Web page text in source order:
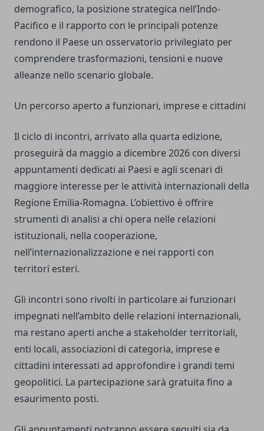
demografico, la posizione strategica nell’Indo-
Pacifico e il rapporto con le principali potenze
rendono il Paese un osservatorio privilegiato per
comprendere trasformazioni, tensioni e nuove
alleanze nello scenario globale.
Un percorso aperto a funzionari, imprese e cittadini
Il ciclo di incontri, arrivato alla quarta edizione,
proseguirà da maggio a dicembre 2026 con diversi
appuntamenti dedicati ai Paesi e agli scenari di
maggiore interesse per le attività internazionali della
Regione Emilia-Romagna. L’obiettivo è offrire
strumenti di analisi a chi opera nelle relazioni
istituzionali, nella cooperazione,
nell’internazionalizzazione e nei rapporti con
territori esteri.
Gli incontri sono rivolti in particolare ai funzionari
impegnati nell’ambito delle relazioni internazionali,
ma restano aperti anche a stakeholder territoriali,
enti locali, associazioni di categoria, imprese e
cittadini interessati ad approfondire i grandi temi
geopolitici. La partecipazione sarà gratuita fino a
esaurimento posti.